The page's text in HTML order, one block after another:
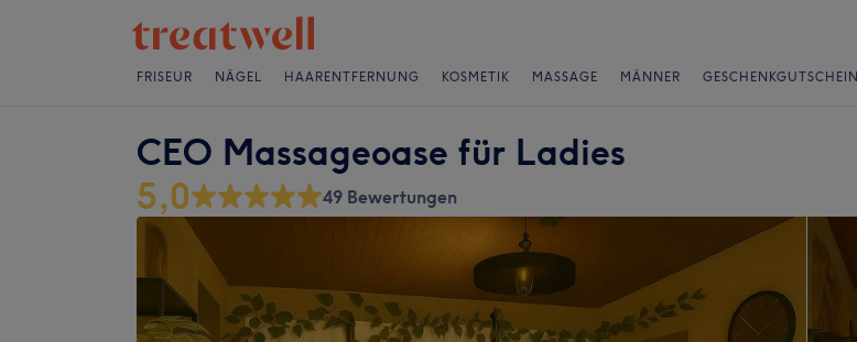
FRISEUR NÄGEL HAARENTFERNUNG KOSMETIK MASSAGE MÄNNER GESCHENKGUTSCHEIN
CEO Massageoase für Ladies
5,0 49 Bewertungen